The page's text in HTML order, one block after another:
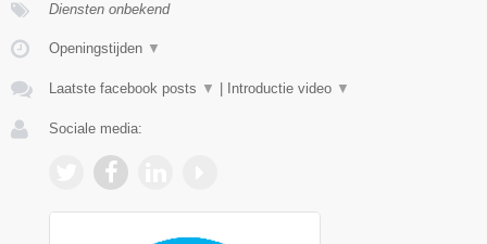
Diensten onbekend
Openingstijden ▼
Laatste facebook posts ▼ Introductie video ▼
Sociale media: